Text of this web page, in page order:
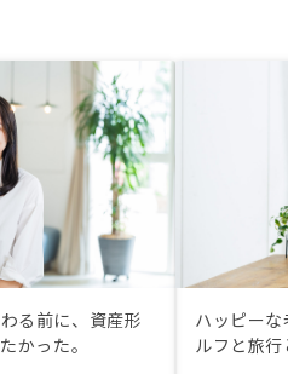
る前に、資産形
かった。
ハッピー
ルフと旅